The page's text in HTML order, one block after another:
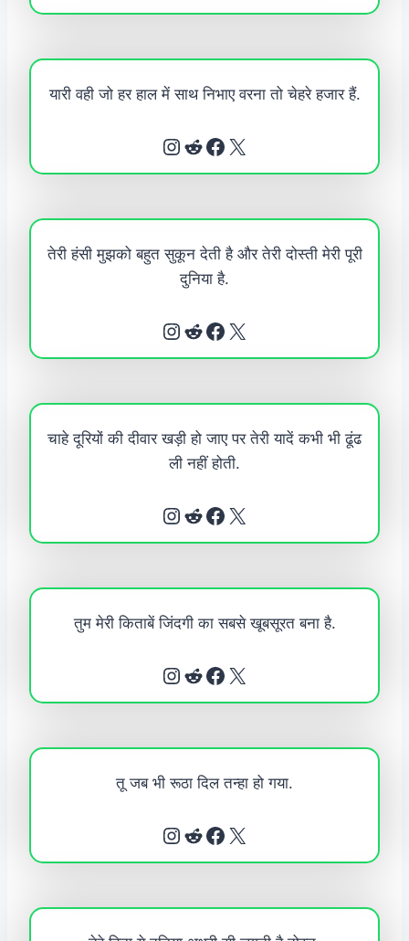
यारी वही जो हर हाल में साथ निभाए वरना तो चेहरे हजार हैं.
Instagram Reddit Facebook X
तेरी हंसी मुझको बहुत सुकून देती है और तेरी दोस्ती मेरी पूरी
दुनिया है.
Instagram Reddit Facebook X
चाहे दूरियों की दीवार खड़ी हो जाए पर तेरी यादें कभी भी ढूंढ
ली नहीं होती.
Instagram Reddit Facebook X
तुम मेरी किताबें जिंदगी का सबसे खूबसूरत बना है.
Instagram Reddit Facebook X
तू जब भी रूठा दिल तन्हा हो गया.
Instagram Reddit Facebook X